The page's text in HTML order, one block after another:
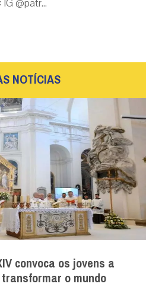
NOTÍCIAS
convoca os jovens a
o mundo